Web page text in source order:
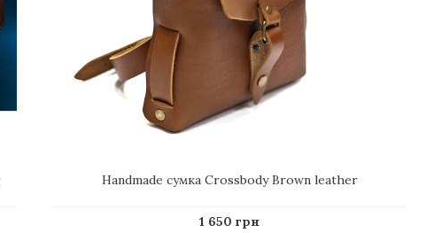
Handmade сумка Crossbody Brown leather
1 650 грн